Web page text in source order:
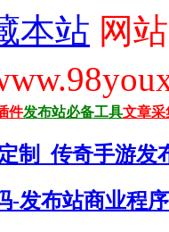
本站 网
件发布站必备工具文章采